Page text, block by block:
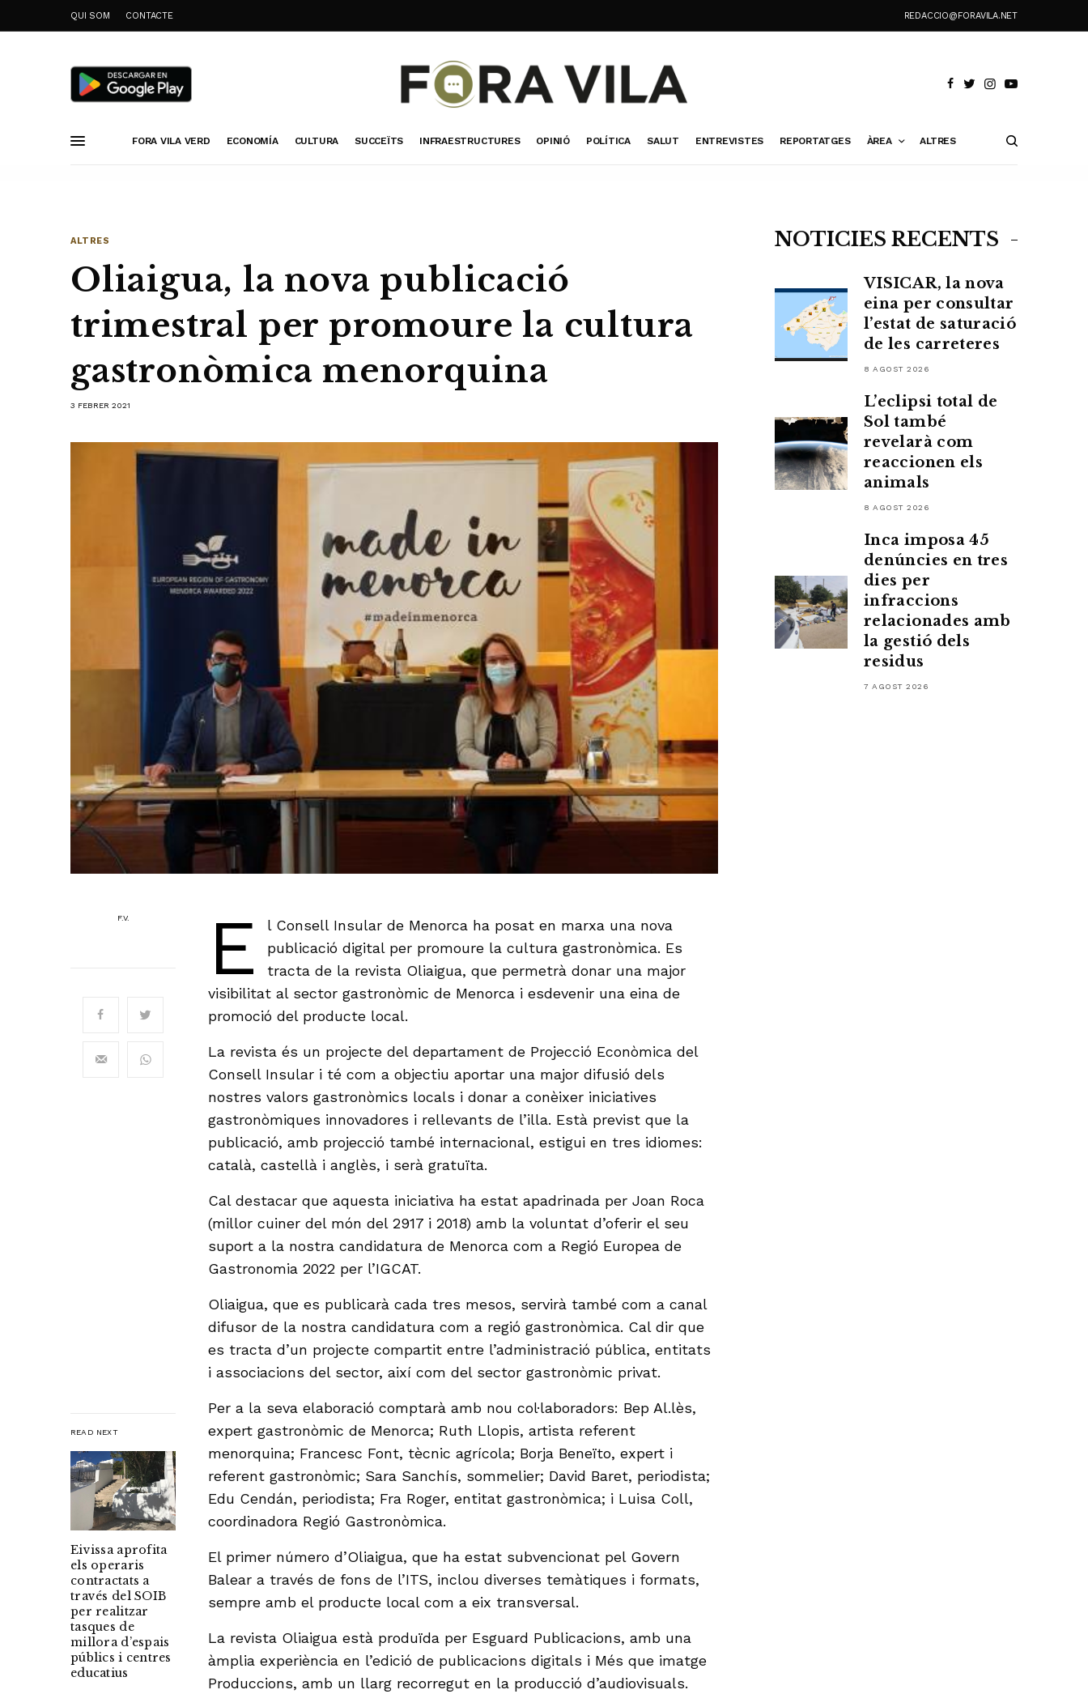
QUI SOM CONTACTE REDACCIO@FORAVILA.NET
FORA VILA VERD ECONOMÍA CULTURA SUCCEÏTS INFRAESTRUCTURES OPINIÓ POLÍTICA SALUT ENTREVISTES REPORTATGES ÀREA ALTRES
ALTRES
Oliaigua, la nova publicació
trimestral per promoure la cultura
gastronòmica menorquina
3 FEBRER 2021
F.V.
READ NEXT
Eivissa aprofita
els operaris
contractats a
través del SOIB
per realitzar
tasques de
millora d’espais
públics i centres
educatius
E
l Consell Insular de Menorca ha posat en marxa una nova
publicació digital per promoure la cultura gastronòmica. Es
tracta de la revista Oliaigua, que permetrà donar una major
visibilitat al sector gastronòmic de Menorca i esdevenir una eina de
promoció del producte local.
La revista és un projecte del departament de Projecció Econòmica del
Consell Insular i té com a objectiu aportar una major difusió dels
nostres valors gastronòmics locals i donar a conèixer iniciatives
gastronòmiques innovadores i rellevants de l’illa. Està previst que la
publicació, amb projecció també internacional, estigui en tres idiomes:
català, castellà i anglès, i serà gratuïta.
Cal destacar que aquesta iniciativa ha estat apadrinada per Joan Roca
(millor cuiner del món del 2917 i 2018) amb la voluntat d’oferir el seu
suport a la nostra candidatura de Menorca com a Regió Europea de
Gastronomia 2022 per l’IGCAT.
Oliaigua, que es publicarà cada tres mesos, servirà també com a canal
difusor de la nostra candidatura com a regió gastronòmica. Cal dir que
es tracta d’un projecte compartit entre l’administració pública, entitats
i associacions del sector, així com del sector gastronòmic privat.
Per a la seva elaboració comptarà amb nou col·laboradors: Bep Al.lès,
expert gastronòmic de Menorca; Ruth Llopis, artista referent
menorquina; Francesc Font, tècnic agrícola; Borja Beneïto, expert i
referent gastronòmic; Sara Sanchís, sommelier; David Baret, periodista;
Edu Cendán, periodista; Fra Roger, entitat gastronòmica; i Luisa Coll,
coordinadora Regió Gastronòmica.
El primer número d’Oliaigua, que ha estat subvencionat pel Govern
Balear a través de fons de l’ITS, inclou diverses temàtiques i formats,
sempre amb el producte local com a eix transversal.
La revista Oliaigua està produïda per Esguard Publicacions, amb una
àmplia experiència en l’edició de publicacions digitals i Més que imatge
Produccions, amb un llarg recorregut en la producció d’audiovisuals.
NOTÍCIES RECENTS
VISICAR, la nova
eina per consultar
l’estat de saturació
de les carreteres
8 AGOST 2026
L’eclipsi total de
Sol també
revelarà com
reaccionen els
animals
8 AGOST 2026
Inca imposa 45
denúncies en tres
dies per
infraccions
relacionades amb
la gestió dels
residus
7 AGOST 2026